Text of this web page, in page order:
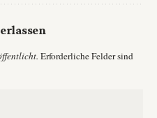
Erforderliche Felder sind